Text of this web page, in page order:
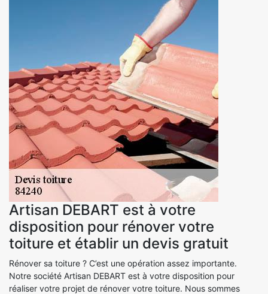
Artisan DEBART est à votre
disposition pour rénover votre
toiture et établir un devis gratuit
Rénover sa toiture ? C’est une opération assez importante.
Notre société Artisan DEBART est à votre disposition pour
réaliser votre projet de rénover votre toiture. Nous sommes